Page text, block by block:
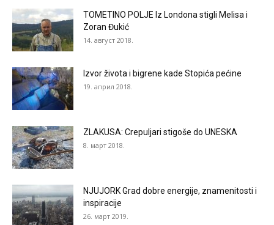
TOMETINO POLJE Iz Londona stigli Melisa i
Zoran Đukić
14. август 2018.
Izvor života i bigrene kade Stopića pećine
19. април 2018.
ZLAKUSA: Crepuljari stigoše do UNESKA
8. март 2018.
NJUJORK Grad dobre energije, znamenitosti i
inspiracije
26. март 2019.